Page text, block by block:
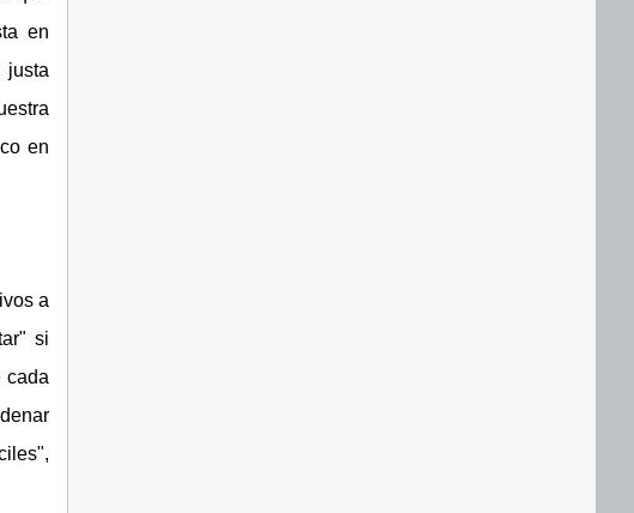
en
justa
en
a
si
cada